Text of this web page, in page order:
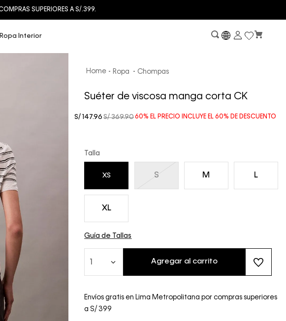
Ropa Interior
Ropa Chompas
Suéter de viscosa manga corta CK
60% EL PRECIO INCLUYE EL 60% DE DESCUENTO
S/ 369.90
S/ 147.96
Talla
L
M
S
XL
XS
Guía de Tallas
1 Agregar al carrito
Envíos gratis en Lima Metropolitana por compras superiores
a S/ 399